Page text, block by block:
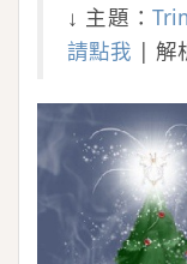
↓ 主題：
請點我 | 解